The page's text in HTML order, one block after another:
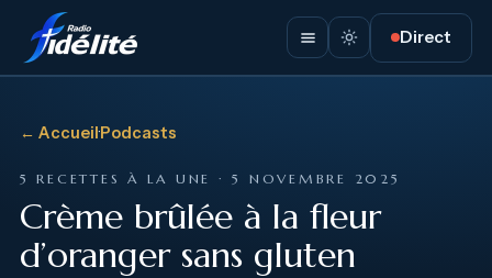
Direct
← Accueil·Podcasts
5 RECETTES À LA UNE · 5 NOVEMBRE 2025
Crème brûlée à la fleur
d’oranger sans gluten